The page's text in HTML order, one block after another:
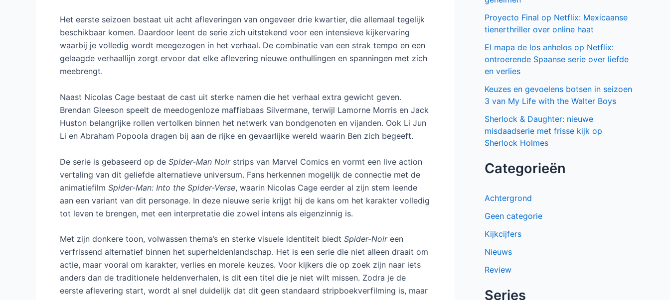
Het eerste seizoen bestaat uit acht afleveringen van ongeveer drie kwartier, die allemaal tegelijk
beschikbaar komen. Daardoor leent de serie zich uitstekend voor een intensieve kijkervaring
waarbij je volledig wordt meegezogen in het verhaal. De combinatie van een strak tempo en een
gelaagde verhaallijn zorgt ervoor dat elke aflevering nieuwe onthullingen en spanningen met zich
meebrengt.
Naast Nicolas Cage bestaat de cast uit sterke namen die het verhaal extra gewicht geven.
Brendan Gleeson speelt de meedogenloze maffiabaas Silvermane, terwijl Lamorne Morris en Jack
Huston belangrijke rollen vertolken binnen het netwerk van bondgenoten en vijanden. Ook Li Jun
Li en Abraham Popoola dragen bij aan de rijke en gevaarlijke wereld waarin Ben zich begeeft.
De serie is gebaseerd op de Spider-Man Noirstrips van Marvel Comics en vormt een live action
vertaling van dit geliefde alternatieve universum. Fans herkennen mogelijk de connectie met de
animatiefilm Spider-Man: Into the Spider-Verse, waarin Nicolas Cage eerder al zijn stem leende
aan een variant van dit personage. In deze nieuwe serie krijgt hij de kans om het karakter volledig
tot leven te brengen, met een interpretatie die zowel intens als eigenzinnig is.
Met zijn donkere toon, volwassen thema’s en sterke visuele identiteit biedt Spider-Noireen
verfrissend alternatief binnen het superheldenlandschap. Het is een serie die niet alleen draait om
actie, maar vooral om karakter, verlies en morele keuzes. Voor kijkers die op zoek zijn naar iets
anders dan de traditionele heldenverhalen, is dit een titel die je niet wilt missen. Zodra je de
eerste aflevering start, wordt al snel duidelijk dat dit geen standaard stripboekverfilming is, maar
Proyecto Final op Netflix: Mexicaanse
tienerthriller over online haat
El mapa de los anhelos op Netflix:
ontroerende Spaanse serie over liefde
en verlies
Keuzes en gevoelens botsen in seizoen
3 van My Life with the Walter Boys
Sherlock & Daughter: nieuwe
misdaadserie met frisse kijk op
Sherlock Holmes
Categorieën
Achtergrond
Geen categorie
Kijkcijfers
Nieuws
Review
Series